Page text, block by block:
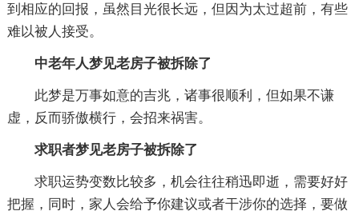
到相应的回报，虽然目光很长远，但因为太过超前，有些
难以被人接受。
中老年人梦见老房子被拆除了
此梦是万事如意的吉兆，诸事很顺利，但如果不谦
虚，反而骄傲横行，会招来祸害。
求职者梦见老房子被拆除了
求职运势变数比较多，机会往往稍迅即逝，需要好好
把握，同时，家人会给予你建议或者干涉你的选择，要做